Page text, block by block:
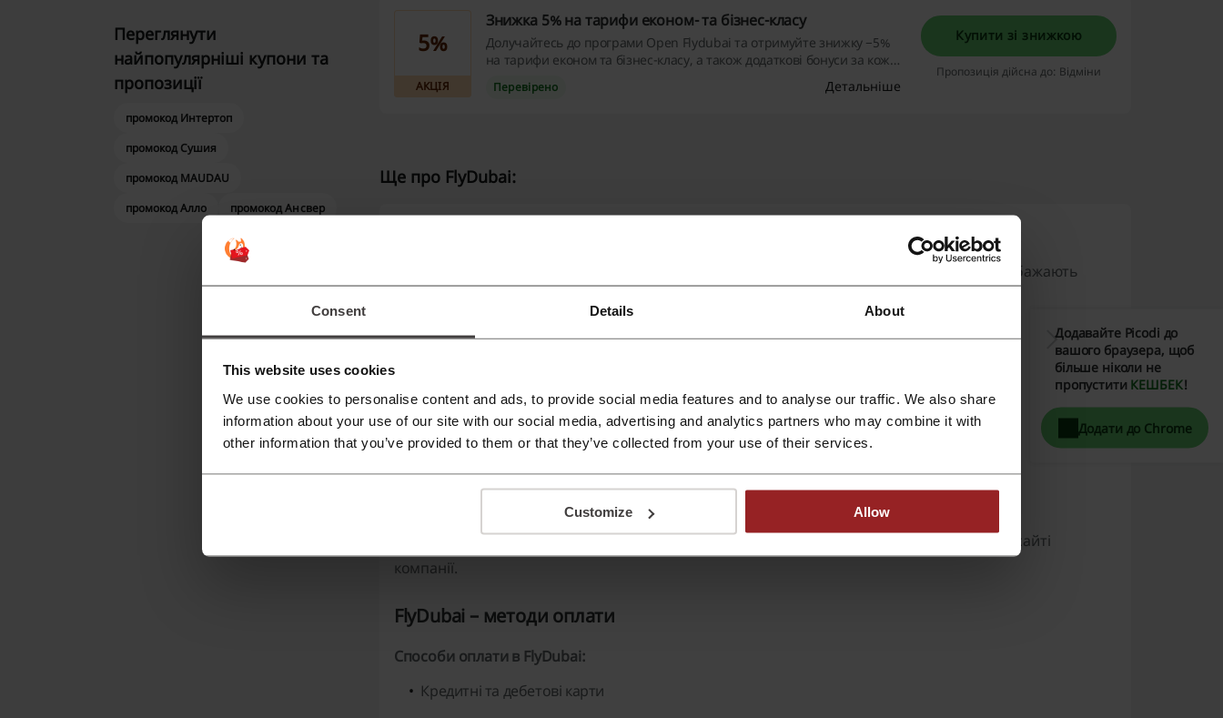
Consent Details About
This website uses cookies
We use cookies to personalise content and ads, to provide social media features and to analyse our traffic. We also share
information about your use of our site with our social media, advertising and analytics partners who may combine it with
other information that you’ve provided to them or that they’ve collected from your use of their services.
Customize Allow
5%
АКЦІЯ
Знижка 5% на тарифи економ- та бізнес-класу
Долучайтесь до програми Open Flydubai та отримуйте знижку −5%
на тарифи економ та бізнес-класу, а також додаткові бонуси за кожен
Детальніше
Перевірено
Купити зі знижкою
Пропозиція дійсна до: Відміни
Переглянути
найпопулярніші купони та
пропозиції
промокод Интертоп
промокод Сушия
промокод MAUDAU
промокод Алло
промокод Ансвер
Ще про FlyDubai:
- це авіакомпанія, що пропонує широкий асортимент послуг для пасажирів, які бажають
В FlyDubai ви можете придбати:
Бізнес-клас з підвищеним рівнем комфорту
Онлайн сервіси бронювання та реєстрації на рейси
Гарячі страви на борту
Розважальні системи на борту для комфортного перельоту
Інформація про рейси і доступність місць оновлюється в реальному часі на офіційному сайті
компанії.
FlyDubai – методи оплати
Способи оплати в FlyDubai:
Кредитні та дебетові карти
Додавайте Picodi до
вашого браузера, щоб
більше ніколи не
пропустити КЕШБЕК!
Додати до Chrome